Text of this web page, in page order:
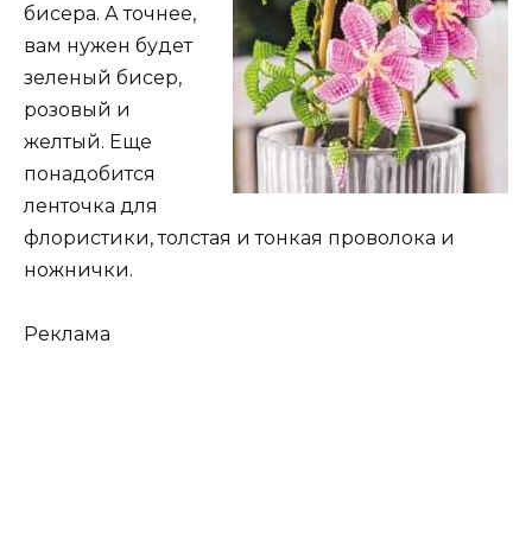
бисера. А точнее,
вам нужен будет
зеленый бисер,
розовый и
желтый. Еще
понадобится
ленточка для
флористики, толстая и тонкая проволока и
ножнички.
Реклама